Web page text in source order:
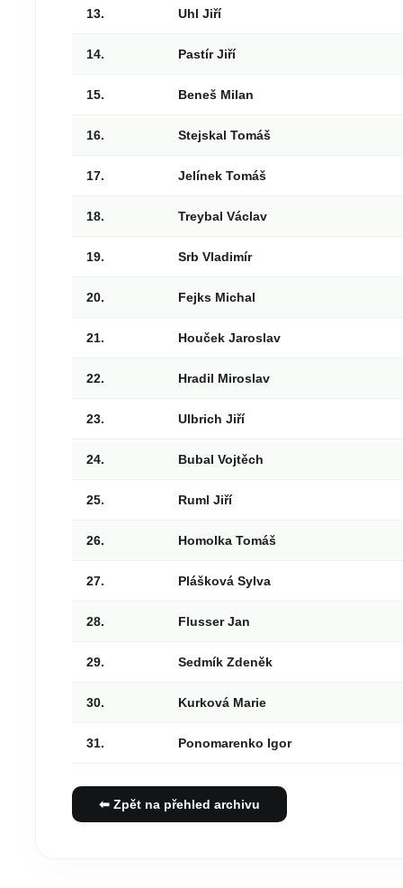
13. Uhl Jiří
14. Pastír Jiří
15. Beneš Milan
16. Stejskal Tomáš
17. Jelínek Tomáš
18. Treybal Václav
19. Srb Vladimír
20. Fejks Michal
21. Houček Jaroslav
22. Hradil Miroslav
23. Ulbrich Jiří
24. Bubal Vojtěch
25. Ruml Jiří
26. Homolka Tomáš
27. Plášková Sylva
28. Flusser Jan
29. Sedmík Zdeněk
30. Kurková Marie
31. Ponomarenko Igor
⬅ Zpět na přehled archivu